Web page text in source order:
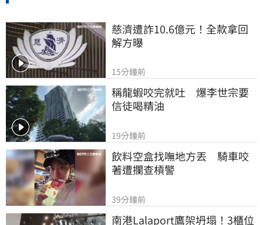
慈濟遭詐10.6億元！全款拿回
解方曝
15分鐘前
稱龍蝦咬完就吐　爆李世宗要
信徒喝精油
19分鐘前
飲料空盒找嘸地方丟　騎車咬
著遭攔查槓警
39分鐘前
南港Lalaport鷹架坍塌！3櫃位